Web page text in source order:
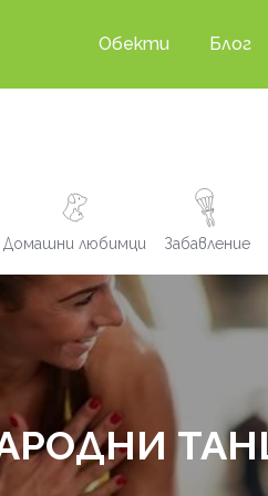
Обекти Блог
Домашни любимци Забавление